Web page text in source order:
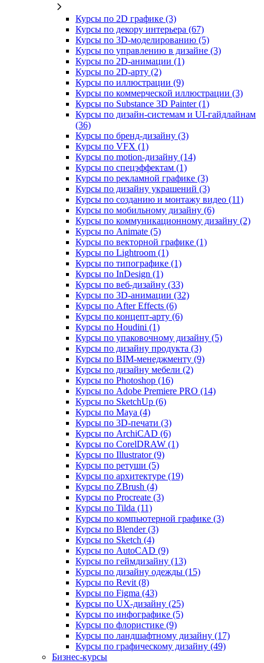
Курсы по 2D графике (3)
Курсы по декору интерьера (67)
Курсы по 3D‑моделированию (5)
Курсы по управлению в дизайне (3)
Курсы по 2D‑анимации (1)
Курсы по 2D‑арту (2)
Курсы по иллюстрации (9)
Курсы по коммерческой иллюстрации (3)
Курсы по Substance 3D Painter (1)
Курсы по дизайн-системам и UI-гайдлайнам
(36)
Курсы по бренд‑дизайну (3)
Курсы по VFX (1)
Курсы по motion-дизайну (14)
Курсы по спецэффектам (1)
Курсы по рекламной графике (3)
Курсы по дизайну украшений (3)
Курсы по созданию и монтажу видео (11)
Курсы по мобильному дизайну (6)
Курсы по коммуникационному дизайну (2)
Курсы по Animate (5)
Курсы по векторной графике (1)
Курсы по Lightroom (1)
Курсы по типографике (1)
Курсы по InDesign (1)
Курсы по веб‑дизайну (33)
Курсы по 3D‑анимации (32)
Курсы по After Effects (6)
Курсы по концепт‑арту (6)
Курсы по Houdini (1)
Курсы по упаковочному дизайну (5)
Курсы по дизайну продукта (3)
Курсы по BIM‑менеджменту (9)
Курсы по дизайну мебели (2)
Курсы по Photoshop (16)
Курсы по Adobe Premiere PRO (14)
Курсы по SketchUp (6)
Курсы по Maya (4)
Курсы по 3D-печати (3)
Курсы по ArchiCAD (6)
Курсы по CorelDRAW (1)
Курсы по Illustrator (9)
Курсы по ретуши (5)
Курсы по архитектуре (19)
Курсы по ZBrush (4)
Курсы по Procreate (3)
Курсы по Tilda (11)
Курсы по компьютерной графике (3)
Курсы по Blender (3)
Курсы по Sketch (4)
Курсы по AutoCAD (9)
Курсы по геймдизайну (13)
Курсы по дизайну одежды (15)
Курсы по Revit (8)
Курсы по Figma (43)
Курсы по UX‑дизайну (25)
Курсы по инфографике (5)
Курсы по флористике (9)
Курсы по ландшафтному дизайну (17)
Курсы по графическому дизайну (49)
Бизнес-курсы